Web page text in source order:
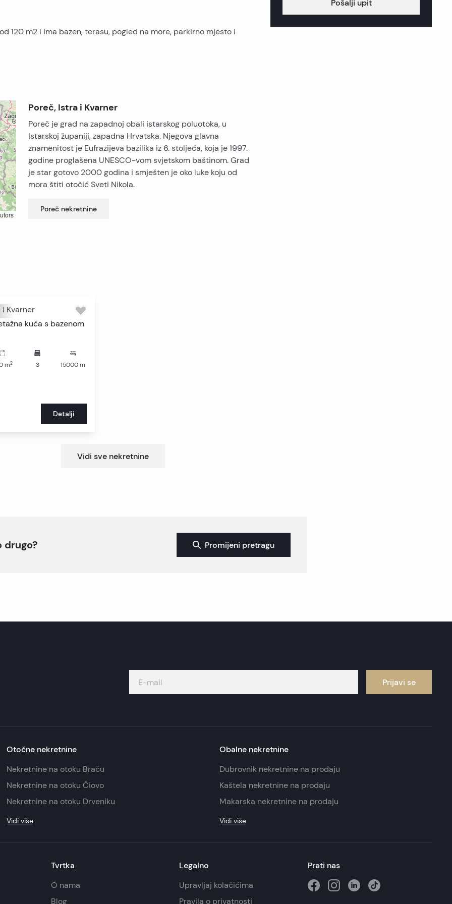
120 m2 i ima bazen, terasu, pogled na more, parkirno mjesto i
Poreč, Istra i Kvarner
Poreč je grad na zapadnoj obali istarskog poluotoka, u
Istarskoj županiji, zapadna Hrvatska. Njegova glavna
znamenitost je Eufrazijeva bazilika iz 6. stoljeća, koja je 1997.
godine proglašena UNESCO-vom svjetskom baštinom. Grad
je star gotovo 2000 godina i smješten je oko luke koju od
mora štiti otočić Sveti Nikola.
Poreč nekretnine
Pošalji upit
i Kvarner
kuća s bazenom
m2 3 15000 m
Detalji
Vidi sve nekretnine
drugo? Promijeni pretragu
Prijavi se
Otočne nekretnine
Nekretnine na otoku Braču
Nekretnine na otoku Čiovo
Nekretnine na otoku Drveniku
Vidi više
Obalne nekretnine
Dubrovnik nekretnine na prodaju
Kaštela nekretnine na prodaju
Makarska nekretnine na prodaju
Vidi više
Tvrtka
O nama
Blog
Legalno
Upravljaj kolačićima
Pravila o privatnosti
Prati nas